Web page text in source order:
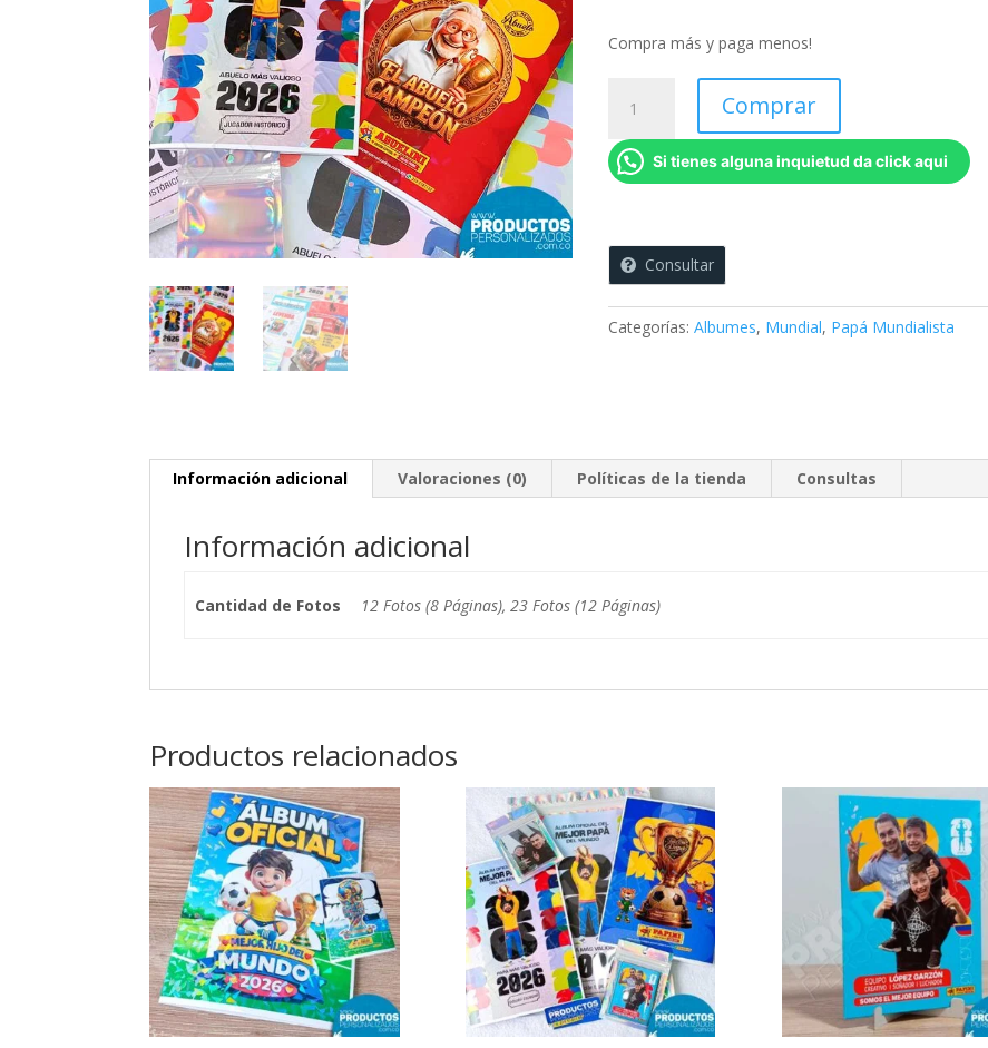
Compra más y paga menos!
Oficial
del
Mejor
12
Fotos
páginas)
Comprar
Si tienes alguna inquietud da click aqui
Consultar
Categorías:Albumes, Mundial, Papá Mundialista
Información adicional Valoraciones (0) Políticas de la tienda Consultas
Información adicional
Cantidad de Fotos 12 Fotos (8 Páginas), 23 Fotos (12 Páginas)
Productos relacionados